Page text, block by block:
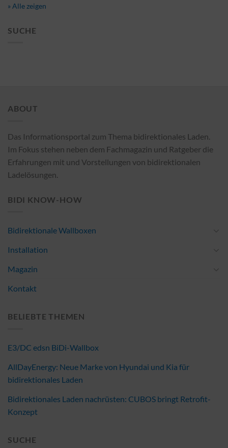
» Alle zeigen
SUCHE
ABOUT
Das Informationsportal zum Thema bidirektionales Laden.
Im Fokus stehen neben dem Fachmagazin und Ratgeber die
Erfahrungen mit und Vorstellungen von bidirektionalen
Ladelösungen.
BIDI KNOW-HOW
Bidirektionale Wallboxen
Installation
Magazin
Kontakt
BELIEBTE THEMEN
E3/DC edsn BiDi-Wallbox
AllDayEnergy: Neue Marke von Hyundai und Kia für
bidirektionales Laden
Bidirektionales Laden nachrüsten: CUBOS bringt Retrofit-
Konzept
SUCHE